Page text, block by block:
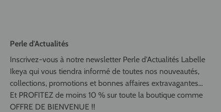
Perle d'Actualités
Inscrivez-vous à notre newsletter Perle d'Actualités Labelle
Ikeya qui vous tiendra informé de toutes nos nouveautés,
collections, promotions et bonnes affaires extravagantes...
Et PROFITEZ de moins 10 % sur toute la boutique comme
OFFRE DE BIENVENUE !!